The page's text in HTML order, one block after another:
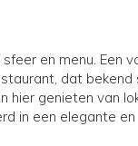
en menu. Een
dat
hier genieten van
in een elegante en